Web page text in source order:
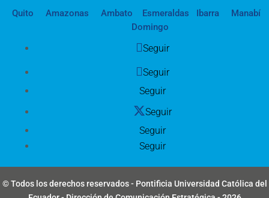
Quito Amazonas Ambato Esmeraldas Ibarra
Manabí
Domingo
Seguir
Seguir
Seguir
Seguir
Seguir
Seguir
© Todos los derechos reservados - Pontificia Universidad Católica del